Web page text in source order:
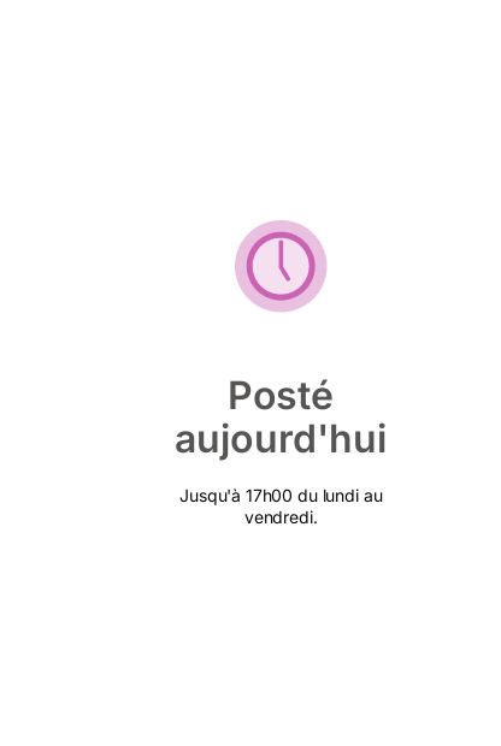
Posté
aujourd'hui
Jusqu'à 17h00 du lundi au
vendredi.